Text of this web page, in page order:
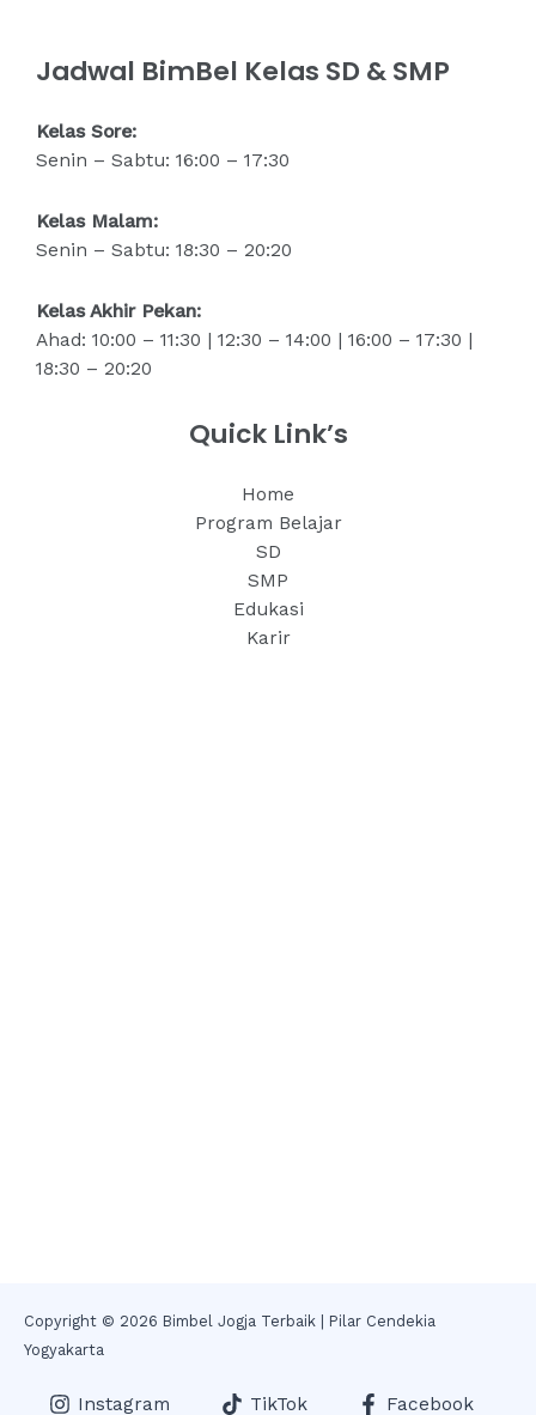
Jadwal BimBel Kelas SD & SMP
Kelas Sore:
Senin – Sabtu: 16:00 – 17:30
Kelas Malam:
Senin – Sabtu: 18:30 – 20:20
Kelas Akhir Pekan:
Ahad: 10:00 – 11:30 | 12:30 – 14:00 | 16:00 – 17:30 |
18:30 – 20:20
Quick Link’s
Home
Program Belajar
SD
SMP
Edukasi
Karir
Copyright © 2026 Bimbel Jogja Terbaik | Pilar Cendekia
Yogyakarta
Instagram TikTok Facebook